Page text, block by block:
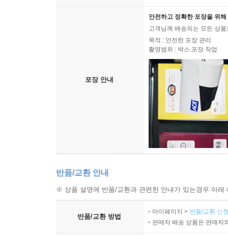
포장 안내
안전하고 정확한 포장을 위
고객님께 배송되는 모든 상
목적 : 안전한 포장 관리
촬영범위 : 박스 포장 작업
반품/교환 안내
※ 상품 설명에 반품/교환과 관련한 안내가 있는경우 아
반품/교환 방법
마이페이지 > 반품/교환 신
판매자 배송 상품은 판매자